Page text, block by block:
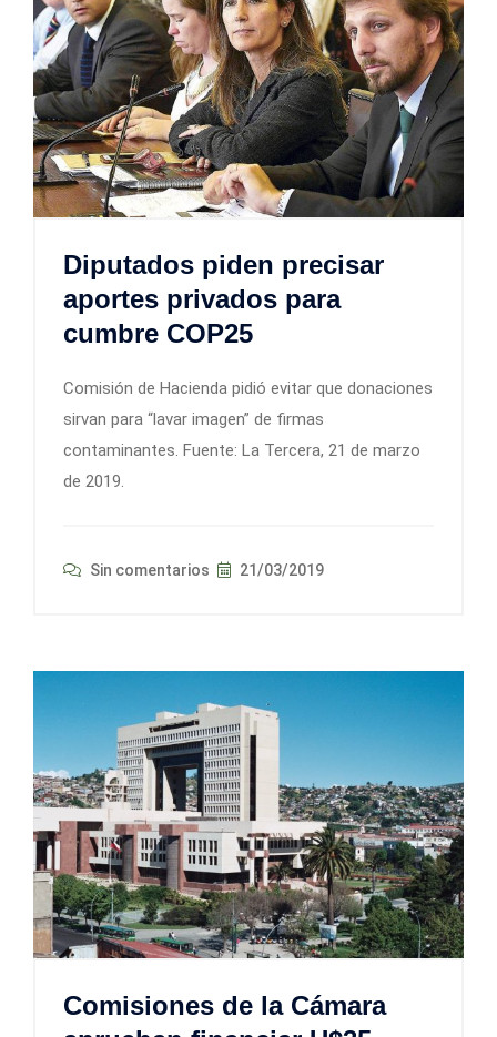
Diputados piden precisar
aportes privados para
cumbre COP25
Comisión de Hacienda pidió evitar que donaciones
sirvan para “lavar imagen” de firmas
contaminantes. Fuente: La Tercera, 21 de marzo
de 2019.
Sin comentarios 21/03/2019
Comisiones de la Cámara